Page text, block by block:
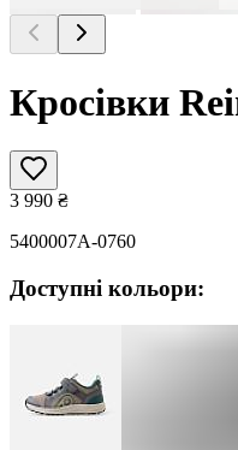
Кросівки
3 990 ₴
5400007A-0760
Доступні кольори: